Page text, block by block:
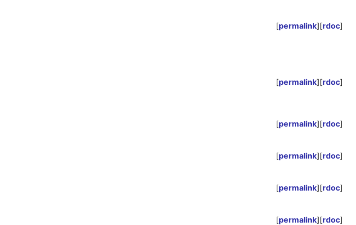
[permalink][rdoc]
[permalink][rdoc]
[permalink][rdoc]
[permalink][rdoc]
[permalink][rdoc]
[permalink][rdoc]